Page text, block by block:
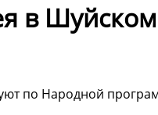
в
по Народной